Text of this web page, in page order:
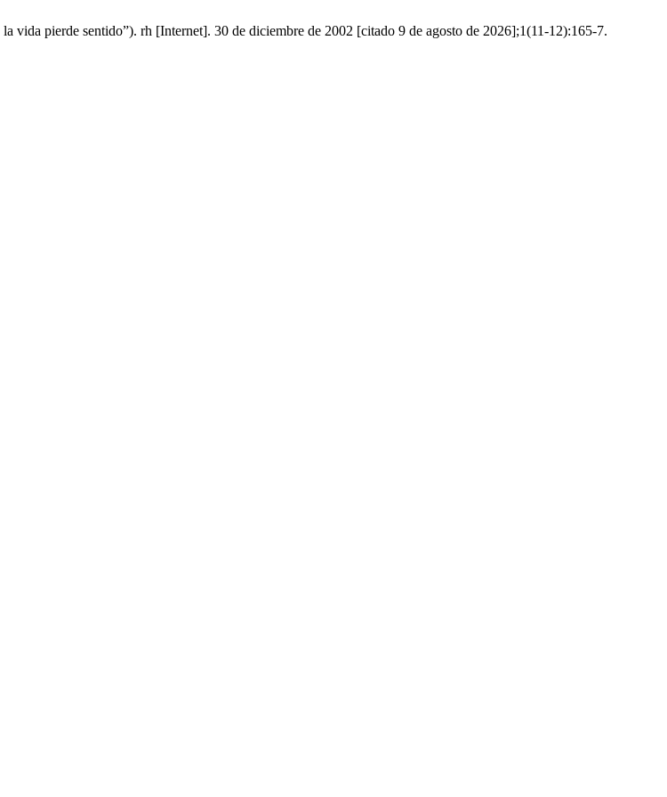
vida pierde sentido”). rh [Internet]. 30 de diciembre de 2002 [citado 9 de agosto de 2026];1(11-12):165-7.